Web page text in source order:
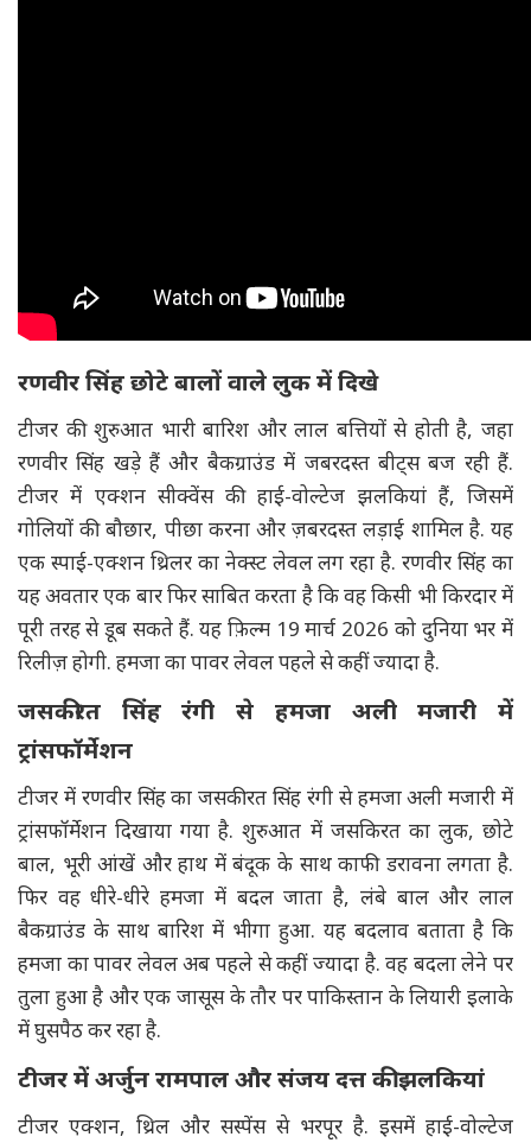
रणवीर सिंह छोटे बालों वाले लुक में दिखे
टीजर की शुरुआत भारी बारिश और लाल बत्तियों से होती है, जहा
रणवीर सिंह खड़े हैं और बैकग्राउंड में जबरदस्त बीट्स बज रही हैं.
टीजर में एक्शन सीक्वेंस की हाई-वोल्टेज झलकियां हैं, जिसमें
गोलियों की बौछार, पीछा करना और ज़बरदस्त लड़ाई शामिल है. यह
एक स्पाई-एक्शन थ्रिलर का नेक्स्ट लेवल लग रहा है. रणवीर सिंह का
यह अवतार एक बार फिर साबित करता है कि वह किसी भी किरदार में
पूरी तरह से डूब सकते हैं. यह फ़िल्म 19 मार्च 2026 को दुनिया भर में
रिलीज़ होगी. हमजा का पावर लेवल पहले से कहीं ज्यादा है.
जसकीरत सिंह रंगी से हमजा अली मजारी में
ट्रांसफॉर्मेशन
टीजर में रणवीर सिंह का जसकीरत सिंह रंगी से हमजा अली मजारी में
ट्रांसफॉर्मेशन दिखाया गया है. शुरुआत में जसकिरत का लुक, छोटे
बाल, भूरी आंखें और हाथ में बंदूक के साथ काफी डरावना लगता है.
फिर वह धीरे-धीरे हमजा में बदल जाता है, लंबे बाल और लाल
बैकग्राउंड के साथ बारिश में भीगा हुआ. यह बदलाव बताता है कि
हमजा का पावर लेवल अब पहले से कहीं ज्यादा है. वह बदला लेने पर
तुला हुआ है और एक जासूस के तौर पर पाकिस्तान के लियारी इलाके
में घुसपैठ कर रहा है.
टीजर में अर्जुन रामपाल और संजय दत्त की झलकियां
टीजर एक्शन, थ्रिल और सस्पेंस से भरपूर है. इसमें हाई-वोल्टेज